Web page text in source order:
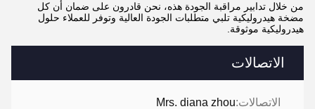
الاتصالات
الاتصالات:Mrs. diana zhou
من خلال تدابير مراقبة الجودة هذه، نحن قادرون على ضمان أن كل
مضخة هيدروليكية تلبي متطلبات الجودة العالية وتوفر للعملاء حلول
هيدروليكية موثوقة.